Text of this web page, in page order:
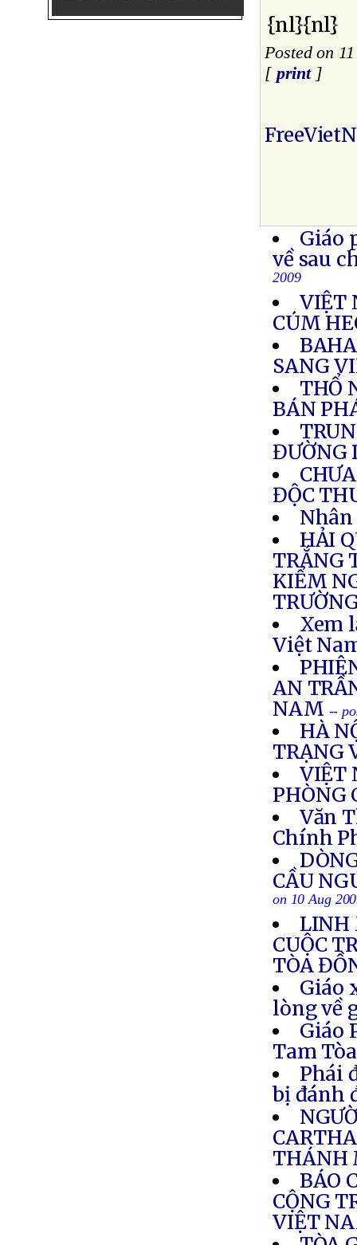
{nl}{nl}
Posted on
[ print]
Giáo
về sau
2009
VIỆT
CÚM
SANG
THỔ
BÁN
ĐƯỜNG
ĐỘC
Nhân
HẢI
TRẮNG
KIỂM
Xem
Việt
AN
NAM --
HÀ
TRẠNG
VIỆT
PHÒNG
Văn
Chính
CẦU
on 10 Aug
LINH
CUỘC
TÒA
Giáo
lòng về
Giáo
Tam Tòa
Phái
bị đánh
THÁNH
BÁO
CỘNG
VIỆT